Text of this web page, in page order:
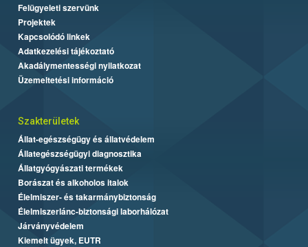
Felügyeleti szervünk
Projektek
Kapcsolódó linkek
Adatkezelési tájékoztató
Akadálymentességi nyilatkozat
Üzemeltetési információ
Szakterületek
Állat-egészségügy és állatvédelem
Állategészségügyi diagnosztika
Állatgyógyászati termékek
Borászat és alkoholos italok
Élelmiszer- és takarmánybiztonság
Élelmiszerlánc-biztonsági laborhálózat
Járványvédelem
Kiemelt ügyek, EUTR